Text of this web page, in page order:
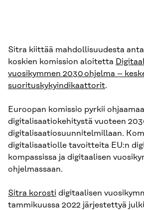
Sitra kiittää mahdollisuudesta
koskien komission aloitetta
vuosikymmen 2030 ohjelma –
suorituskykyindikaattorit.
Euroopan komissio pyrkii
digitalisaatiokehitystä vuoteen
digitalisaatiosuunnitelmillaan.
digitalisaatiolle tavoitteita EU:n
kompassissa ja digitaalisen
ohjelmassaan.
Sitra korosti digitaalisen
tammikuussa 2022 järjestettyä